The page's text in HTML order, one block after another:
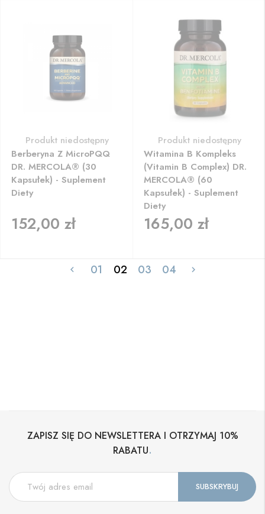
Produkt niedostępny
Berberyna Z MicroPQQ
DR. MERCOLA® (30
Kapsułek) - Suplement
Diety
152,00 zł
Produkt niedostępny
Witamina B Kompleks
(Vitamin B Complex) DR.
MERCOLA® (60
Kapsułek) - Suplement
Diety
165,00 zł
 01 02 03 04 
ZAPISZ SIĘ DO NEWSLETTERA I OTRZYMAJ 10%
RABATU.